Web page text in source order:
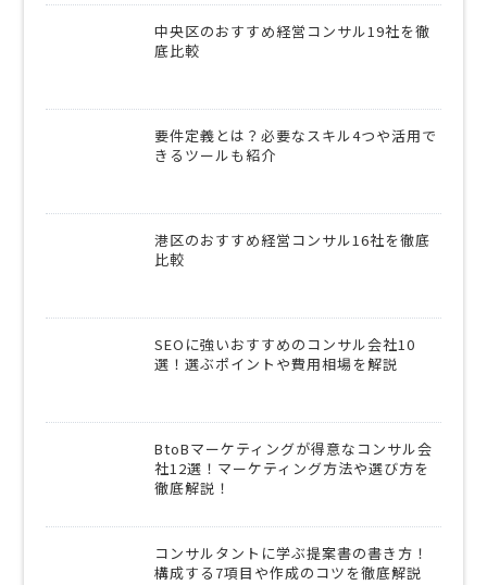
中央区のおすすめ経営コンサル19社を徹
底比較
要件定義とは？必要なスキル4つや活用で
きるツールも紹介
港区のおすすめ経営コンサル16社を徹底
比較
SEOに強いおすすめのコンサル会社10
選！選ぶポイントや費用相場を解説
BtoBマーケティングが得意なコンサル会
社12選！マーケティング方法や選び方を
徹底解説！
コンサルタントに学ぶ提案書の書き方！
構成する7項目や作成のコツを徹底解説